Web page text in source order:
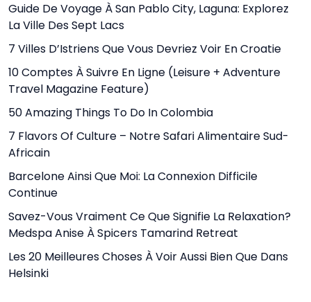
Guide De Voyage À San Pablo City, Laguna: Explorez
La Ville Des Sept Lacs
7 Villes D’Istriens Que Vous Devriez Voir En Croatie
10 Comptes À Suivre En Ligne (Leisure + Adventure
Travel Magazine Feature)
50 Amazing Things To Do In Colombia
7 Flavors Of Culture – Notre Safari Alimentaire Sud-
Africain
Barcelone Ainsi Que Moi: La Connexion Difficile
Continue
Savez-Vous Vraiment Ce Que Signifie La Relaxation?
Medspa Anise À Spicers Tamarind Retreat
Les 20 Meilleures Choses À Voir Aussi Bien Que Dans
Helsinki